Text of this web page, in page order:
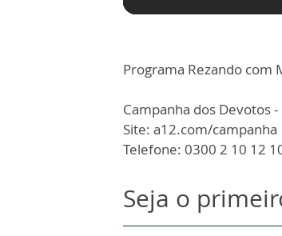
Programa Rezando com
Campanha dos Devotos
Site: a12.com/campanha
Telefone: 0300 2 10 12
Seja o